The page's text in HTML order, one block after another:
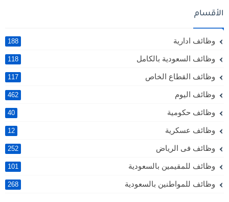
الأقسام
وظائف ادارية 188
وظائف السعودية بالكامل 118
وظائف القطاع الخاص 117
وظائف اليوم 462
وظائف حكومية 40
وظائف عسكرية 12
وظائف فى الرياض 252
وظائف للمقيمين بالسعودية 101
وظائف للمواطنين بالسعودية 268